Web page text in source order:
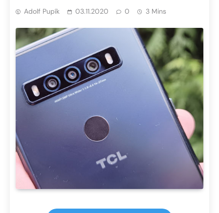
Adolf Pupík 03.11.2020 0 3 Mins